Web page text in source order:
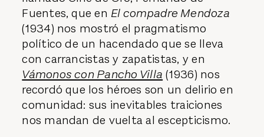
Fuentes, que en El compadre Mendoza
(1934) nos mostró el pragmatismo
político de un hacendado que se lleva
con carrancistas y zapatistas, y en
Vámonos con Pancho Villa (1936) nos
recordó que los héroes son un delirio en
comunidad: sus inevitables traiciones
nos mandan de vuelta al escepticismo.